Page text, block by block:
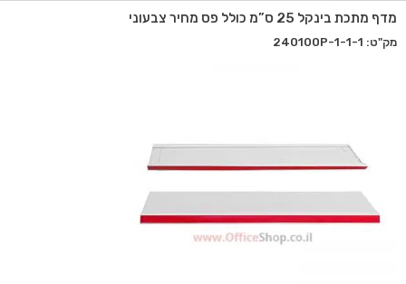
מדף מתכת בינקל 25 ס”מ כולל פס מחיר צבעוני
מק"ט: 240100P-1-1-1